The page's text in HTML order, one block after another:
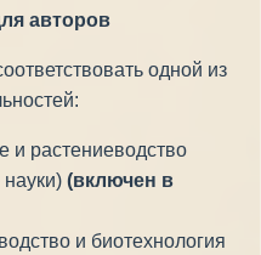
авторов
одной из
и растениеводство
науки) (включен в
и биотехнология